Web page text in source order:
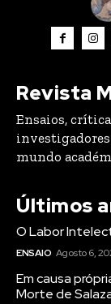
Revista
Ensaios,
investigadores
mundo
Últimos
O Labor
ENSAIO Agosto 6,
Em causa
Morte de